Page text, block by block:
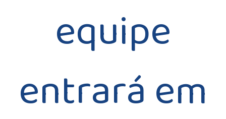
equipe
entrará em